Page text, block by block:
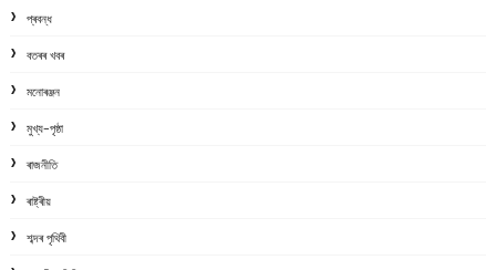
প্ৰবন্ধ
বতৰৰ খবৰ
মনোৰঞ্জন
মুখ্য-পৃষ্ঠা
ৰাজনীতি
ৰাষ্ট্ৰীয়
শব্দৰ পৃথিবী